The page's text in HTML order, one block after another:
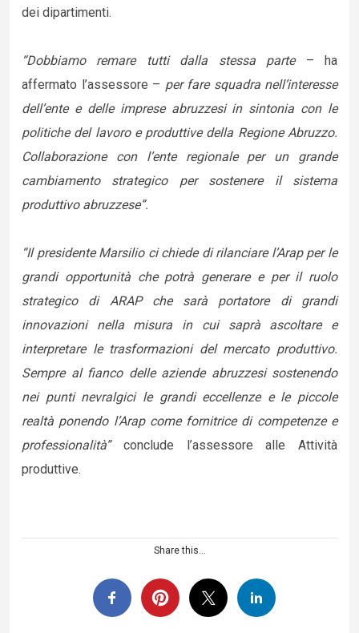
dei dipartimenti.
“Dobbiamo remare tutti dalla stessa parte– ha
affermato l’assessore – per fare squadra nell’interesse
dell’ente e delle imprese abruzzesi in sintonia con le
politiche del lavoro e produttive della Regione Abruzzo.
Collaborazione con l’ente regionale per un grande
cambiamento strategico per sostenere il sistema
produttivo abruzzese”.
“Il presidente Marsilio ci chiede di rilanciare l’Arap per le
grandi opportunità che potrà generare e per il ruolo
strategico di ARAP che sarà portatore di grandi
innovazioni nella misura in cui saprà ascoltare e
interpretare le trasformazioni del mercato produttivo.
Sempre al fianco delle aziende abruzzesi sostenendo
nei punti nevralgici le grandi eccellenze e le piccole
realtà ponendo l’Arap come fornitrice di competenze e
professionalità” conclude l’assessore alle Attività
produttive.
Share this...